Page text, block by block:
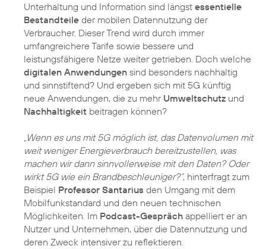
Unterhaltung und Information sind längst essentielle
Bestandteile der mobilen Datennutzung der
Verbraucher. Dieser Trend wird durch immer
umfangreichere Tarife sowie bessere und
leistungsfähigere Netze weiter getrieben. Doch welche
digitalen Anwendungen sind besonders nachhaltig
und sinnstiftend? Und ergeben sich mit 5G künftig
neue Anwendungen, die zu mehr Umweltschutz und
Nachhaltigkeit beitragen können?
„Wenn es uns mit 5G möglich ist, das Datenvolumen mit
weit weniger Energieverbrauch bereitzustellen, was
machen wir dann sinnvollerweise mit den Daten? Oder
wirkt 5G wie ein Brandbeschleuniger?“, hinterfragt zum
Beispiel Professor Santarius den Umgang mit dem
Mobilfunkstandard und den neuen technischen
Möglichkeiten. Im Podcast-Gespräch appelliert er an
Nutzer und Unternehmen, über die Datennutzung und
deren Zweck intensiver zu reflektieren.